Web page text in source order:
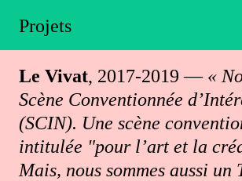
Projets
Le Vivat, 2017-2019 — «
Scène Conventionnée
(SCIN). Une scène
intitulée "pour l’art et la
Mais, nous sommes aussi un